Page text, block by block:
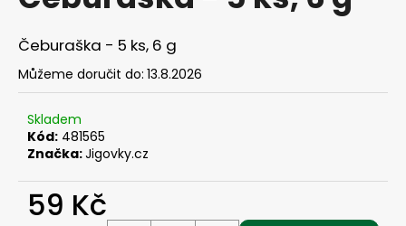
z
5
hvězdiček.
Čeburaška - 5 ks, 6 g
Můžeme doručit do: 13.8.2026
Skladem
Kód: 481565
Značka:Jigovky.cz
59 Kč
j
í
t
?